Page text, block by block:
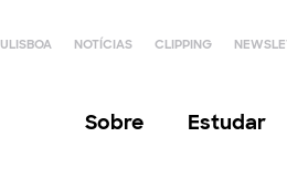
ULISBOA NOTÍCIAS CLIPPING
Sobre Estudar